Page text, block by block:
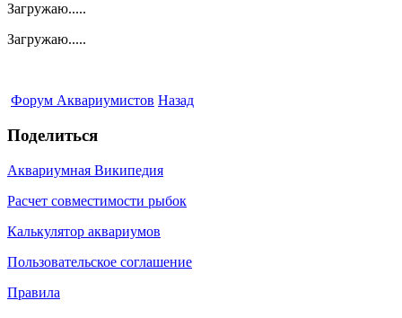
Загружаю.....
Загружаю.....
Форум Аквариумистов Назад
Поделиться
Аквариумная Википедия
Расчет совместимости рыбок
Калькулятор аквариумов
Пользовательское соглашение
Правила